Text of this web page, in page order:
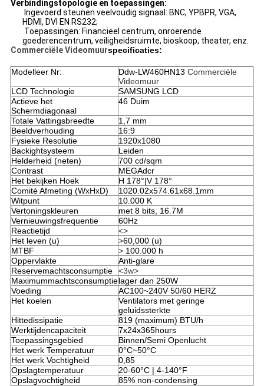
Verbindingstopologie en toepassingen:
Ingevoerd steunen veelvoudig signaal: BNC, YPBPR, VGA,
HDMI, DVI EN RS232;
Toepassingen: Financieel centrum, onroerende
goederencentrum, veiligheidsruimte, bioskoop, theater, enz.
Commerciële Videomuurspecificaties:
Modelleer Nr: Ddw-LW460HN13 Commerciële
Videomuur
LCD Technologie
SAMSUNG LCD
Actieve het
Schermdiagonaal
46 Duim
Totale Vattingsbreedte
1,7 mm
Beeldverhouding
16:9
Fysieke Resolutie
1920x1080
Backightsysteem
Leiden
Helderheid (neten)
700 cd/sqm
Contrast
MEGAdcr
Het bekijken Hoek
H 178°|V 178°
Comité Afmeting (WxHxD)
1020.02x574.61x68.1mm
Witpunt
10.000 K
Vertoningskleuren
met 8 bits, 16.7M
Vernieuwingsfrequentie
60Hz
Reactietijd
<>
Het leven (u)
>60,000 (u)
MTBF
> 100.000 h
Oppervlakte
Anti-glare
Reservemachtsconsumptie
<3w>
Maximummachtsconsumptielager dan 250W
Voeding
AC100~240V 50/60 HERZ
Het koelen
Ventilators met geringe
geluidssterkte
Hittedissipatie
819 (maximum) BTU/h
Werktijdencapaciteit
7x24x365hours
Toepassingsgebied
Binnen/Semi Openlucht
Het werk Temperatuur
0°C~50°C
Het werk Vochtigheid
0,85
Opslagtemperatuur
20-60°C | 4-140°F
Opslagvochtigheid
85% non-condensing